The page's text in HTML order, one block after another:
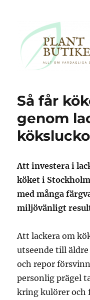
Så får
genom
Att investera i
köket i
med många
miljövänligt
Att lackera om
utseende till
och repor
personlig prägel
kring kulörer och